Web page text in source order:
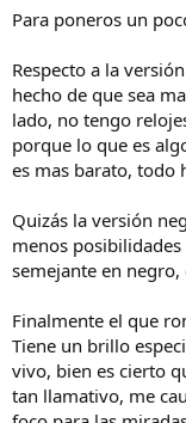
Para poneros un
Respecto a la
hecho de que sea
lado, no tengo
porque lo que es
es mas barato, todo
Quizás la versión
menos
semejante en
Finalmente el que
Tiene un brillo
vivo, bien es cierto
tan llamativo, me